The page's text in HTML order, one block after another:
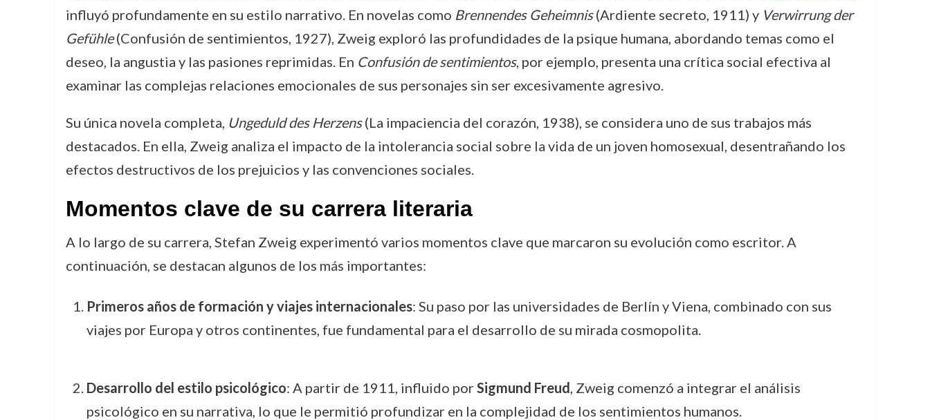
influyó profundamente en su estilo narrativo. En novelas como Brennendes Geheimnis(Ardiente secreto, 1911) y Verwirrung der
Gefühle(Confusión de sentimientos, 1927), Zweig exploró las profundidades de la psique humana, abordando temas como el
deseo, la angustia y las pasiones reprimidas. En Confusión de sentimientos, por ejemplo, presenta una crítica social efectiva al
examinar las complejas relaciones emocionales de sus personajes sin ser excesivamente agresivo.
Su única novela completa, Ungeduld des Herzens(La impaciencia del corazón, 1938), se considera uno de sus trabajos más
destacados. En ella, Zweig analiza el impacto de la intolerancia social sobre la vida de un joven homosexual, desentrañando los
efectos destructivos de los prejuicios y las convenciones sociales.
Momentos clave de su carrera literaria
A lo largo de su carrera, Stefan Zweig experimentó varios momentos clave que marcaron su evolución como escritor. A
continuación, se destacan algunos de los más importantes:
Primeros años de formación y viajes internacionales: Su paso por las universidades de Berlín y Viena, combinado con sus
viajes por Europa y otros continentes, fue fundamental para el desarrollo de su mirada cosmopolita.
Desarrollo del estilo psicológico: A partir de 1911, influido por Sigmund Freud, Zweig comenzó a integrar el análisis
psicológico en su narrativa, lo que le permitió profundizar en la complejidad de los sentimientos humanos.